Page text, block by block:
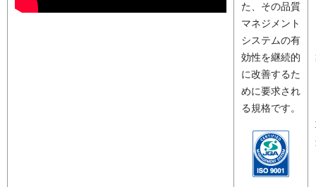
た、その品質
マネジメント
システムの有
効性を継続的
に改善するた
めに要求され
る規格です。